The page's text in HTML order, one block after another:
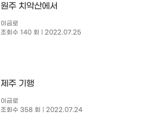
원주 치악산에서
이금로
조회수 140 회
| 2022.07.25
제주 기행
이금로
조회수 358 회
| 2022.07.24